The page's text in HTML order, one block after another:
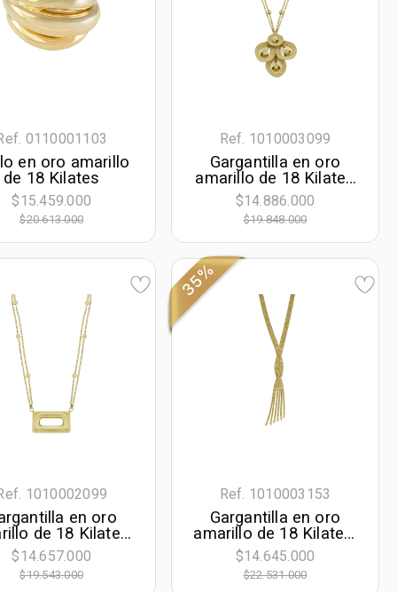
0110001103
en oro amarillo
de 18 Kilates
$15.459.000
$20.613.000
Ref. 1010003099
Gargantilla en oro
amarillo de 18 Kilates
con visos, Flores, 40
cm. de largo, 1 mm.
de ancho
$14.886.000
$19.848.000
1010002099
en oro
de 18 Kilates,
geométricas,
cm. de largo, 1
mm. de ancho
$14.657.000
$19.543.000
35%
Ref. 1010003153
Gargantilla en oro
amarillo de 18 Kilates,
Tiras, 45 cm. de largo,
1.50 mm. de ancho
$14.645.000
$22.531.000